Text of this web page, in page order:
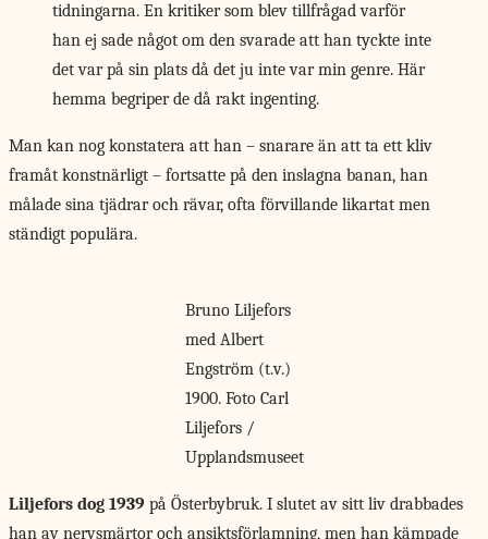
tidningarna. En kritiker som blev tillfrågad varför
han ej sade något om den svarade att han tyckte inte
det var på sin plats då det ju inte var min genre. Här
hemma begriper de då rakt ingenting.
Man kan nog konstatera att han – snarare än att ta ett kliv
framåt konstnärligt – fortsatte på den inslagna banan, han
målade sina tjädrar och rävar, ofta förvillande likartat men
ständigt populära.
Bruno Liljefors
med Albert
Engström (t.v.)
1900. Foto Carl
Liljefors /
Upplandsmuseet
Liljefors dog 1939 på Österbybruk. I slutet av sitt liv drabbades
han av nervsmärtor och ansiktsförlamning, men han kämpade